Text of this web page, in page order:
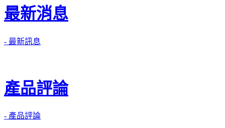
最新消息
- 最新訊息
產品評論
- 產品評論